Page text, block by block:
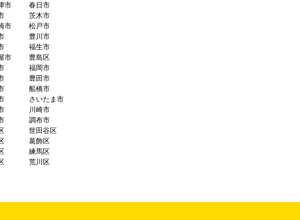
市
春日市
茨木市
市
松戸市
豊川市
福生市
市
豊島区
福岡市
豊田市
船橋市
さいたま市
川崎市
調布市
世田谷区
葛飾区
練馬区
荒川区